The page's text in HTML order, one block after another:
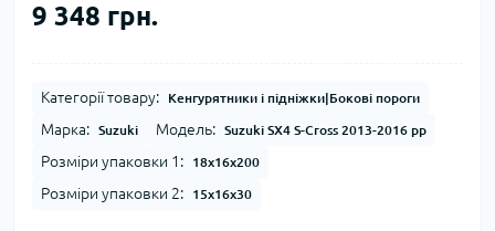
9 348 грн.
Категорії товару: Кенгурятники і підніжки|Бокові пороги
Марка: Suzuki Модель: Suzuki SX4 S-Cross 2013-2016 рр
Розміри упаковки 1: 18x16x200
Розміри упаковки 2: 15x16x30